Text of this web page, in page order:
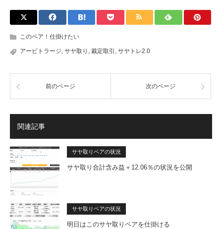
このペア！仕掛けたい
アービトラージ, サヤ取り , 裁定取引 , サヤトレ2.0
前のページ 次のページ
関連記事
サヤ取りペアの状況
サヤ取り合計含み益＋12.06％の状況を公開
サヤ取りペアの状況
明日はこのサヤ取りペアを仕掛ける